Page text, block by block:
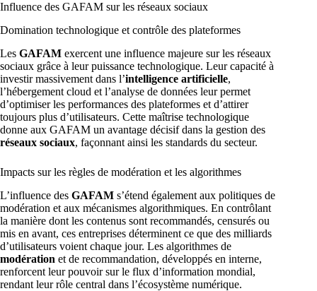
Influence des GAFAM sur les réseaux sociaux
Domination technologique et contrôle des plateformes
Les GAFAM exercent une influence majeure sur les réseaux
sociaux grâce à leur puissance technologique. Leur capacité à
investir massivement dans l’intelligence artificielle,
l’hébergement cloud et l’analyse de données leur permet
d’optimiser les performances des plateformes et d’attirer
toujours plus d’utilisateurs. Cette maîtrise technologique
donne aux GAFAM un avantage décisif dans la gestion des
réseaux sociaux, façonnant ainsi les standards du secteur.
Impacts sur les règles de modération et les algorithmes
L’influence des GAFAM s’étend également aux politiques de
modération et aux mécanismes algorithmiques. En contrôlant
la manière dont les contenus sont recommandés, censurés ou
mis en avant, ces entreprises déterminent ce que des milliards
d’utilisateurs voient chaque jour. Les algorithmes de
modération et de recommandation, développés en interne,
renforcent leur pouvoir sur le flux d’information mondial,
rendant leur rôle central dans l’écosystème numérique.